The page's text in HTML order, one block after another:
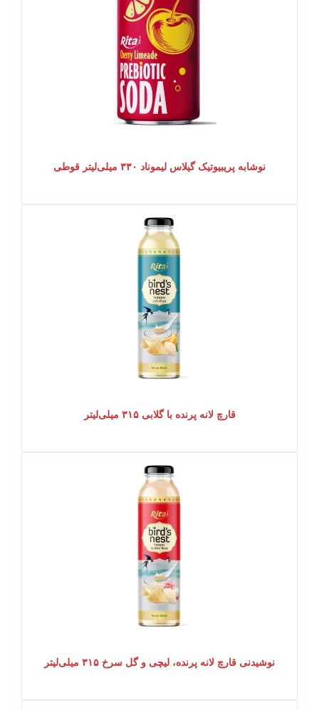
نوشابه پریبیوتیک گیلاس لیموناد ۳۳۰ میلی‌لیتر قوطی
قارچ لانه پرنده با گلابی ۳۱۵ میلی‌لیتر
نوشیدنی قارچ لانه پرنده، لیچی و گل سرخ ۳۱۵ میلی‌لیتر